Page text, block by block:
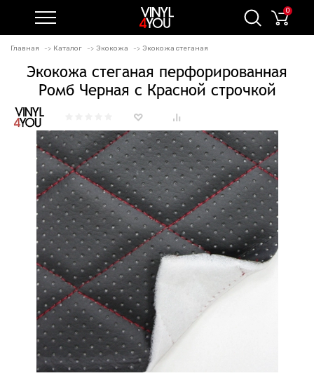
0
Главная Каталог Экокожа Экокожа стеганая
Экокожа стеганая перфорированная
Ромб Черная с Красной строчкой